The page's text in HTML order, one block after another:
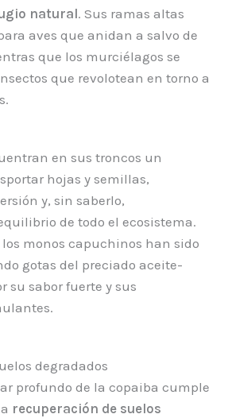
natural. Sus ramas altas
aves que anidan a salvo de
que los murciélagos se
que revolotean en torno a
en sus troncos un
hojas y semillas,
y, sin saberlo,
de todo el ecosistema.
monos capuchinos han sido
gotas del preciado aceite-
su sabor fuerte y sus
degradados
profundo de la copaiba cumple
recuperación de suelos